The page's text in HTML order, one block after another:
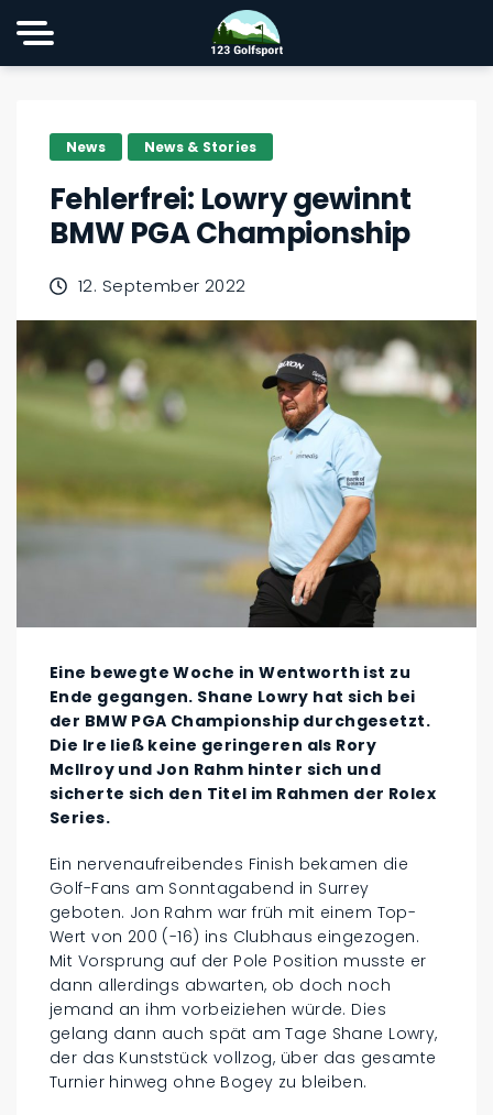
News News & Stories
Fehlerfrei: Lowry gewinnt
BMW PGA Championship
12. September 2022
Eine bewegte Woche in Wentworth ist zu
Ende gegangen. Shane Lowry hat sich bei
der BMW PGA Championship durchgesetzt.
Die Ire ließ keine geringeren als Rory
McIlroy und Jon Rahm hinter sich und
sicherte sich den Titel im Rahmen der Rolex
Series.
Ein nervenaufreibendes Finish bekamen die
Golf-Fans am Sonntagabend in Surrey
geboten. Jon Rahm war früh mit einem Top-
Wert von 200 (-16) ins Clubhaus eingezogen.
Mit Vorsprung auf der Pole Position musste er
dann allerdings abwarten, ob doch noch
jemand an ihm vorbeiziehen würde. Dies
gelang dann auch spät am Tage Shane Lowry,
der das Kunststück vollzog, über das gesamte
Turnier hinweg ohne Bogey zu bleiben.